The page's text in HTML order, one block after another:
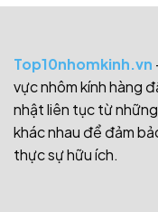
Top10nhomkinh.vn
vực nhôm kính hàng
nhật liên tục từ
khác nhau để đảm
thực sự hữu ích.